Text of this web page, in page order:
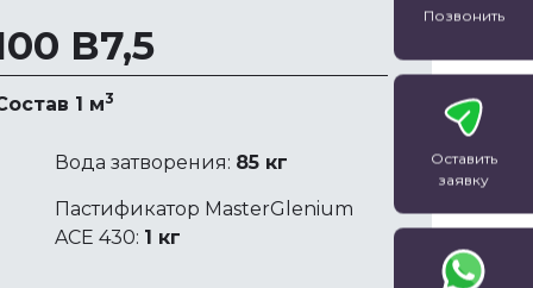
В7,5
1 м3
Вода затворения: 85 кг
Пастификатор MasterGlenium
ACE 430: 1 кг
Позвонить
Оставить
заявку